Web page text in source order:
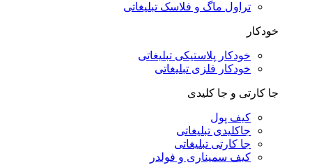
تراول ماگ و فلاسک تبلیغاتی
خودکار
خودکار پلاستیکی تبلیغاتی
خودکار فلزی تبلیغاتی
جا کارتی و جا کلیدی
کیف پول
جاکلیدی تبلیغاتی
جا کارتی تبلیغاتی
کیف سمیناری و فولدر